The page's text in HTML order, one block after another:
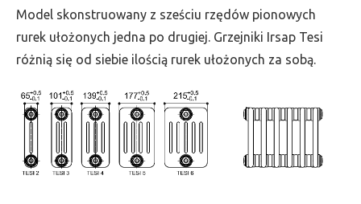
665,
szer.
90,
247
Model skonstruowany z sześciu rzędów pionowych
rurek ułożonych jedna po drugiej. Grzejniki Irsap Tesi
różnią się od siebie ilością rurek ułożonych za sobą.